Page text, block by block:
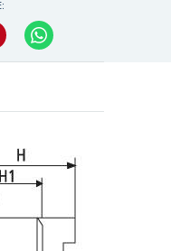
Pinterest